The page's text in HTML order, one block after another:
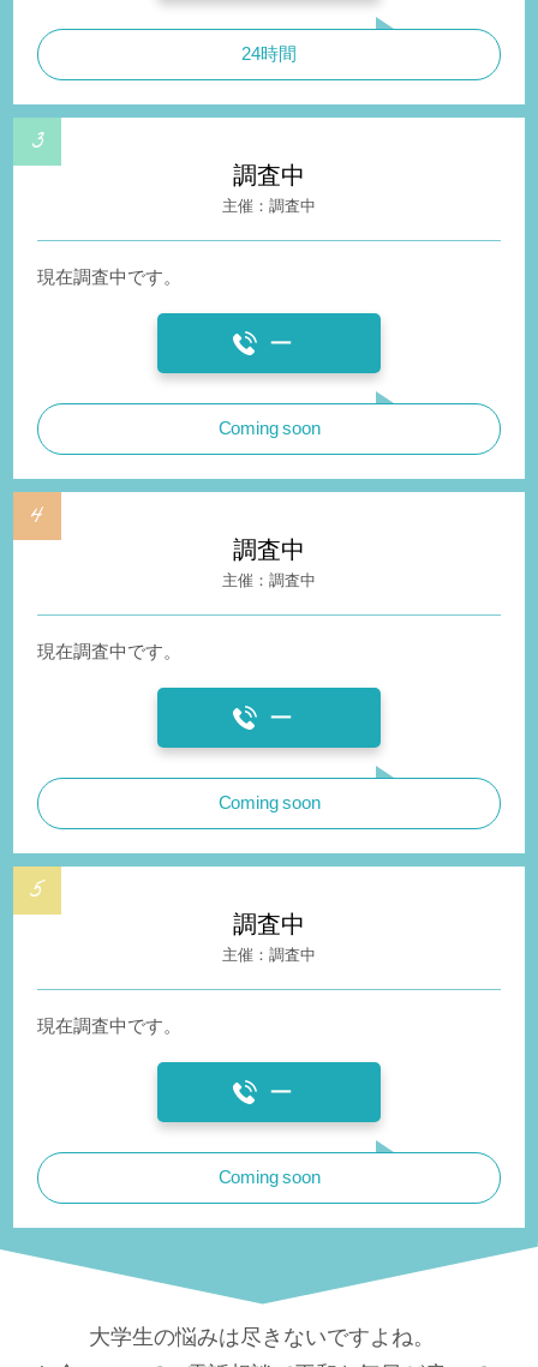
24時間
調査中
調査中
現在調査中です。
ー
Coming soon
調査中
調査中
現在調査中です。
ー
Coming soon
調査中
調査中
現在調査中です。
ー
Coming soon
大学生の悩みは尽きないですよね。